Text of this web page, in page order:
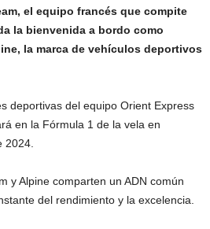
el equipo francés que compite
la bienvenida a bordo como
la marca de vehículos deportivos
deportivas del equipo Orient Express
en la Fórmula 1 de la vela en
2024.
y Alpine comparten un ADN común
del rendimiento y la excelencia.